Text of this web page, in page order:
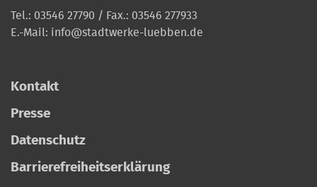
Tel.: 03546 27790 / Fax.: 03546 277933
E.-Mail: info@stadtwerke-luebben.de
Kontakt
Presse
Datenschutz
Barrierefreiheitserklärung